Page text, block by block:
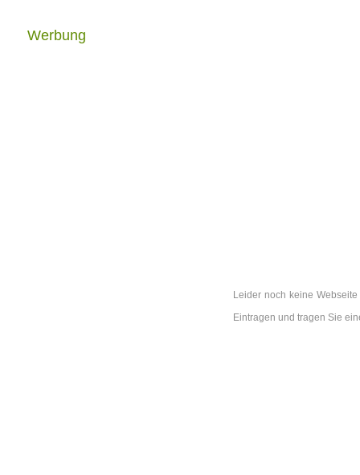
Leider noch keine
Eintragen und tragen Sie
Werbung